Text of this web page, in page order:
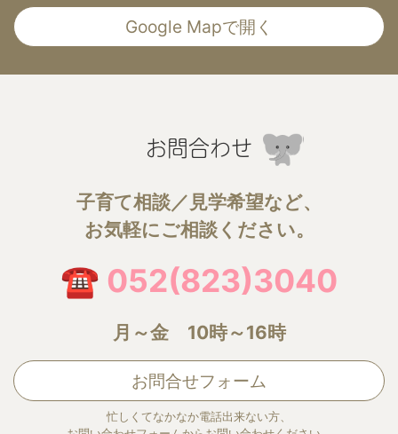
Google Mapで開く
お問合わせ
子育て相談／見学希望など、
お気軽にご相談ください。
☎ 052(823)3040
月～金 10時～16時
お問合せフォーム
忙しくてなかなか電話出来ない方、